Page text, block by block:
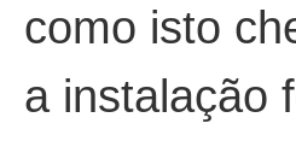
como isto
a instalação